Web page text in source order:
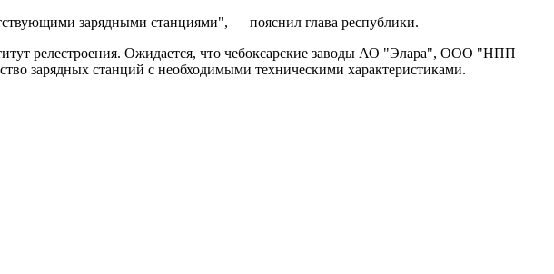
зарядными станциями", — пояснил глава республики.
релестроения. Ожидается, что чебоксарские заводы АО "Элара", ООО "НПП
зарядных станций с необходимыми техническими характеристиками.